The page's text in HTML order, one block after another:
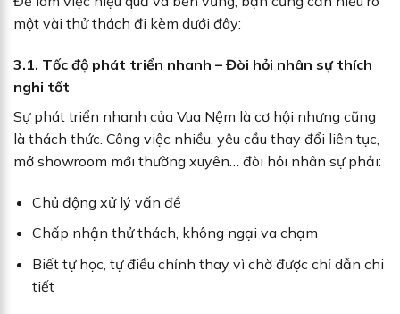
một vài thử thách đi kèm dưới đây:
3.1. Tốc độ phát triển nhanh – Đòi hỏi nhân sự thích
nghi tốt
Sự phát triển nhanh của Vua Nệm là cơ hội nhưng cũng
là thách thức. Công việc nhiều, yêu cầu thay đổi liên tục,
mở showroom mới thường xuyên… đòi hỏi nhân sự phải:
Chủ động xử lý vấn đề
Chấp nhận thử thách, không ngại va chạm
Biết tự học, tự điều chỉnh thay vì chờ được chỉ dẫn chi
tiết